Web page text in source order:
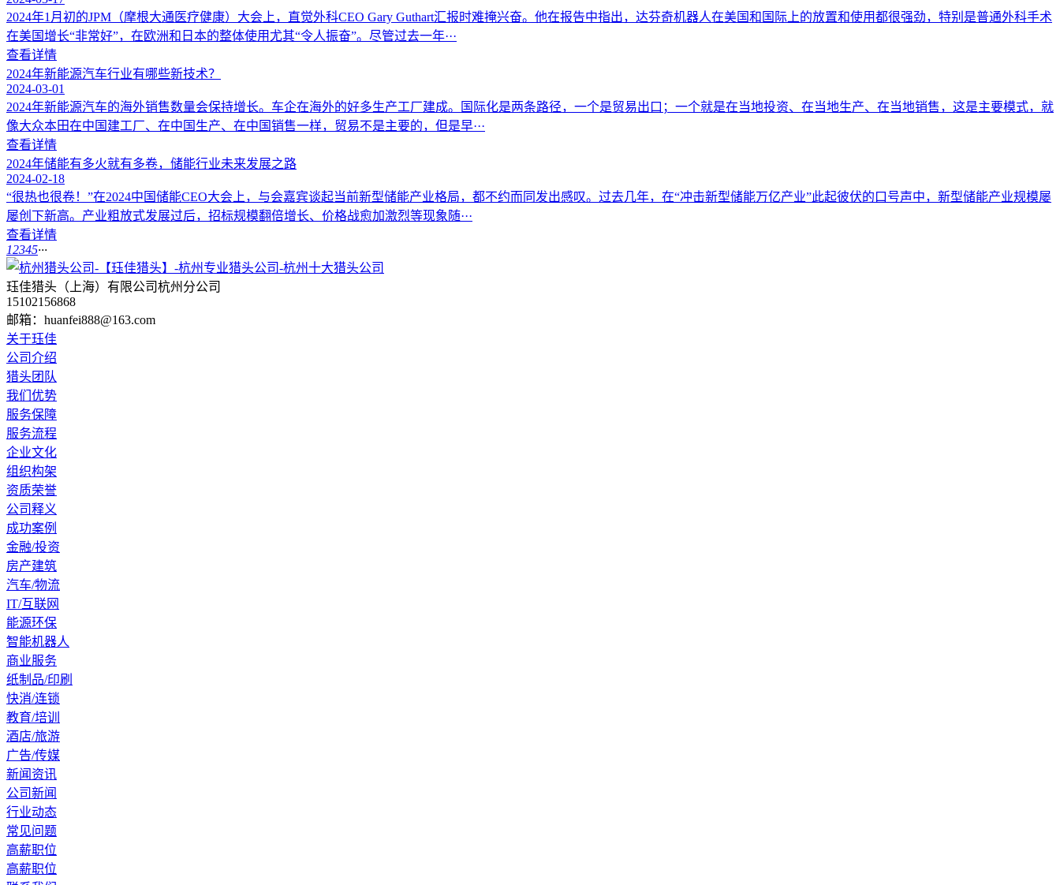
2024年1月初的JPM（摩根大通医疗健康）大会上，直觉外科CEO Gary Guthart汇报时难掩兴奋。他在报告中指出，达芬奇机器人在美国和国际上的放置和使用都很强劲，特别是普通外科手术
在美国增长“非常好”，在欧洲和日本的整体使用尤其“令人振奋”。尽管过去一年···
查看详情
2024年新能源汽车行业有哪些新技术？
2024-03-01
2024年新能源汽车的海外销售数量会保持增长。车企在海外的好多生产工厂建成。国际化是两条路径，一个是贸易出口；一个就是在当地投资、在当地生产、在当地销售，这是主要模式，就
像大众本田在中国建工厂、在中国生产、在中国销售一样，贸易不是主要的，但是早···
查看详情
2024年储能有多火就有多卷，储能行业未来发展之路
2024-02-18
“很热也很卷！”在2024中国储能CEO大会上，与会嘉宾谈起当前新型储能产业格局，都不约而同发出感叹。过去几年，在“冲击新型储能万亿产业”此起彼伏的口号声中，新型储能产业规模屡
屡创下新高。产业粗放式发展过后，招标规模翻倍增长、价格战愈加激烈等现象随···
查看详情
12345···
珏佳猎头（上海）有限公司杭州分公司
15102156868
邮箱：huanfei888@163.com
关于珏佳
公司介绍
猎头团队
我们优势
服务保障
服务流程
企业文化
组织构架
资质荣誉
公司释义
成功案例
金融/投资
房产建筑
汽车/物流
IT/互联网
能源环保
智能机器人
商业服务
纸制品/印刷
快消/连锁
教育/培训
酒店/旅游
广告/传媒
新闻资讯
公司新闻
行业动态
常见问题
高薪职位
高薪职位